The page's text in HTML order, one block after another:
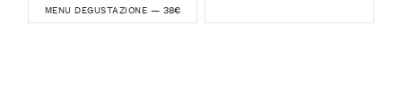
MENU DEGUSTAZIONE — 38€